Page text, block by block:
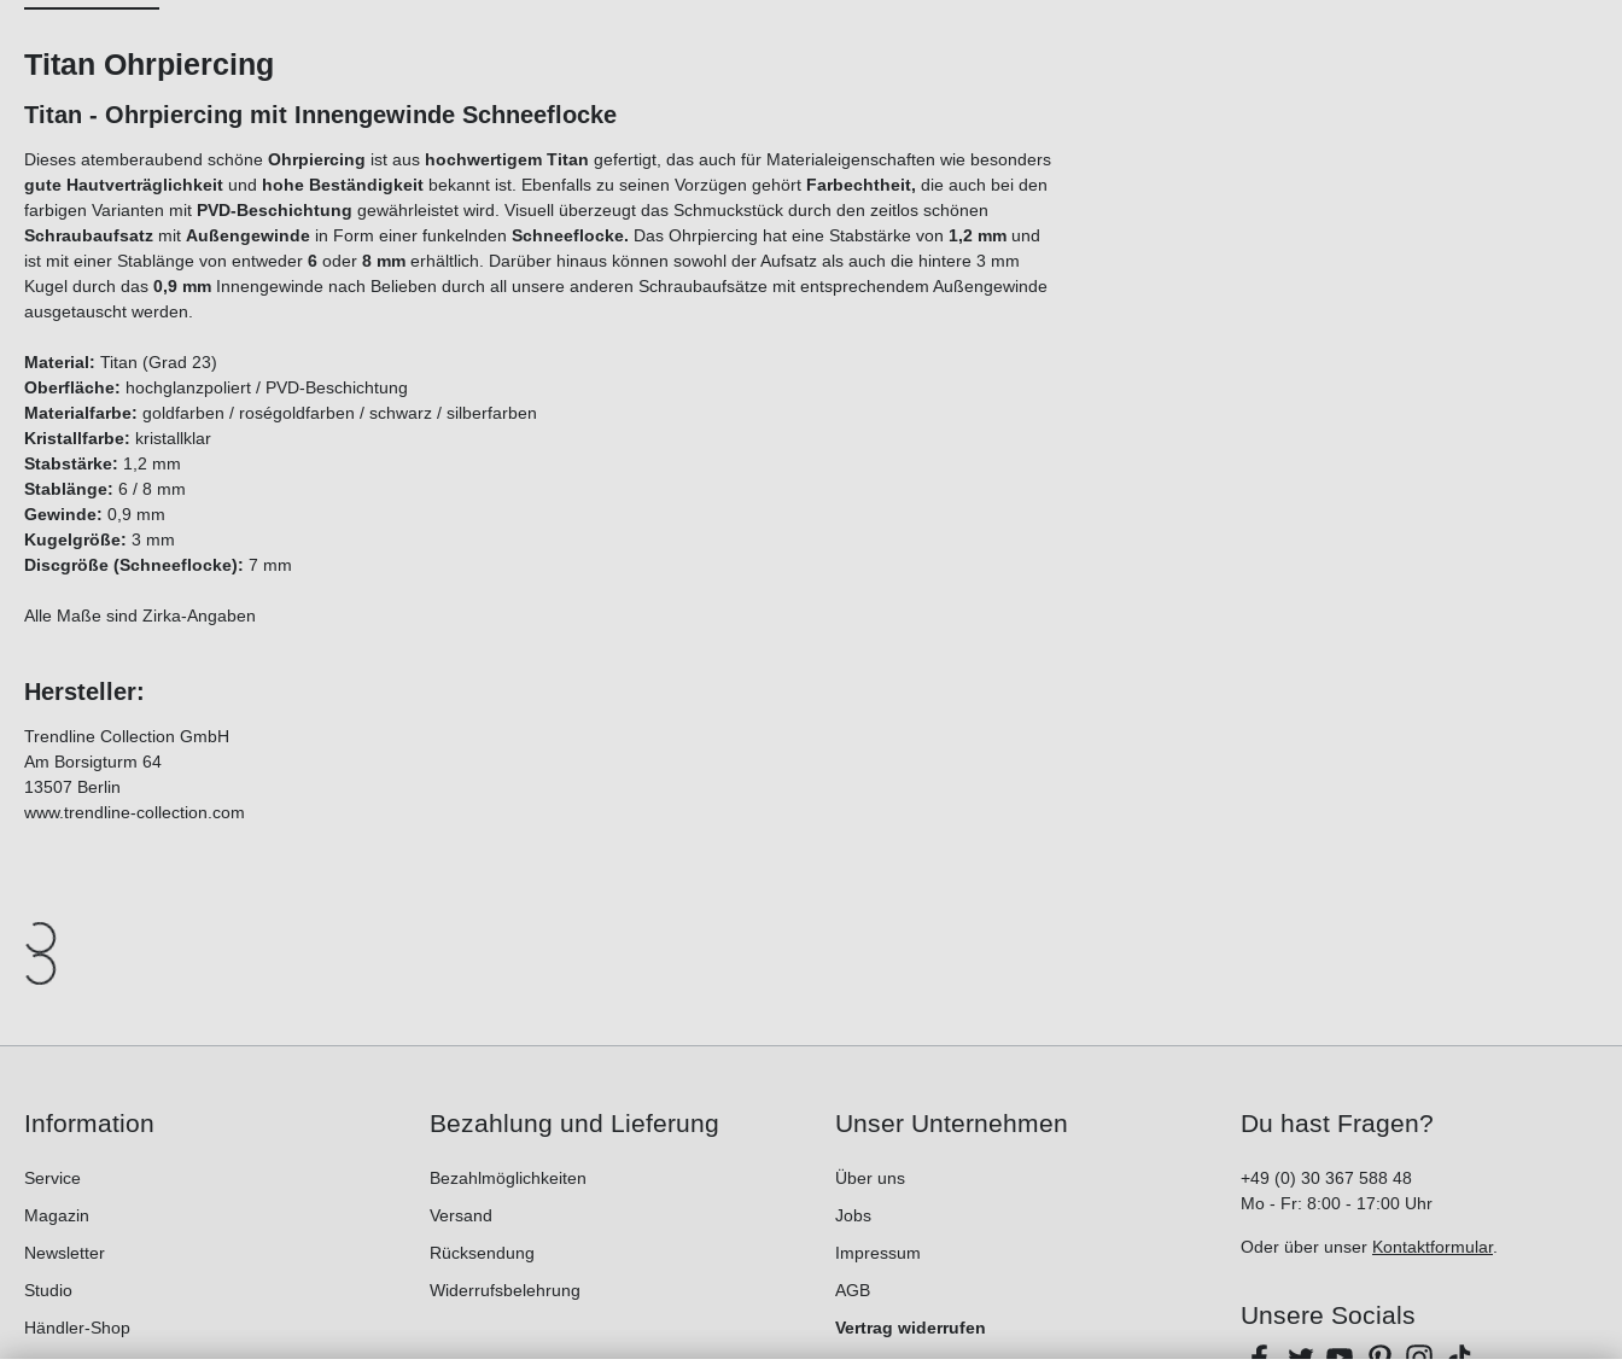
Titan Ohrpiercing
Titan - Ohrpiercing mit Innengewinde Schneeflocke
Dieses atemberaubend schöne Ohrpiercing ist aus hochwertigem Titan gefertigt, das auch für Materialeigenschaften wie besonders
gute Hautverträglichkeit und hohe Beständigkeit bekannt ist. Ebenfalls zu seinen Vorzügen gehört Farbechtheit, die auch bei den
farbigen Varianten mit PVD-Beschichtung gewährleistet wird. Visuell überzeugt das Schmuckstück durch den zeitlos schönen
Schraubaufsatz mit Außengewinde in Form einer funkelnden Schneeflocke. Das Ohrpiercing hat eine Stabstärke von 1,2 mm und
ist mit einer Stablänge von entweder 6 oder 8 mm erhältlich. Darüber hinaus können sowohl der Aufsatz als auch die hintere 3 mm
Kugel durch das 0,9 mm Innengewinde nach Belieben durch all unsere anderen Schraubaufsätze mit entsprechendem Außengewinde
ausgetauscht werden.
Material: Titan (Grad 23)
Oberfläche: hochglanzpoliert / PVD-Beschichtung
Materialfarbe: goldfarben / roségoldfarben / schwarz / silberfarben
Kristallfarbe: kristallklar
Stabstärke: 1,2 mm
Stablänge: 6 / 8 mm
Gewinde: 0,9 mm
Kugelgröße: 3 mm
Discgröße (Schneeflocke): 7 mm
Alle Maße sind Zirka-Angaben
Hersteller:
Trendline Collection GmbH
Am Borsigturm 64
13507 Berlin
www.trendline-collection.com
Information
Service
Magazin
Newsletter
Studio
Händler-Shop
Bezahlung und Lieferung
Bezahlmöglichkeiten
Versand
Rücksendung
Widerrufsbelehrung
Unser Unternehmen
Über uns
Jobs
Impressum
AGB
Vertrag widerrufen
Datenschutz
Du hast Fragen?
+49 (0) 30 367 588 48
Mo - Fr: 8:00 - 17:00 Uhr
Oder über unser Kontaktformular.
Unsere Socials